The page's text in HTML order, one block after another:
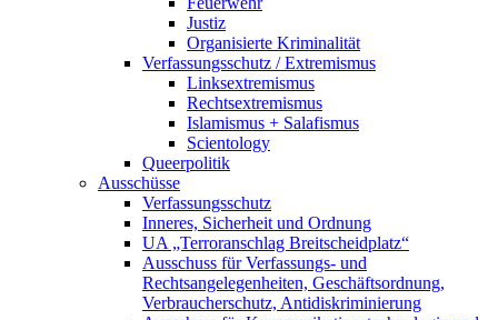
Justiz
Organisierte Kriminalität
Verfassungsschutz / Extremismus
Linksextremismus
Rechtsextremismus
Islamismus + Salafismus
Scientology
Queerpolitik
Ausschüsse
Verfassungsschutz
Inneres, Sicherheit und Ordnung
UA „Terroranschlag Breitscheidplatz“
Ausschuss für Verfassungs- und
Rechtsangelegenheiten, Geschäftsordnung,
Verbraucherschutz, Antidiskriminierung